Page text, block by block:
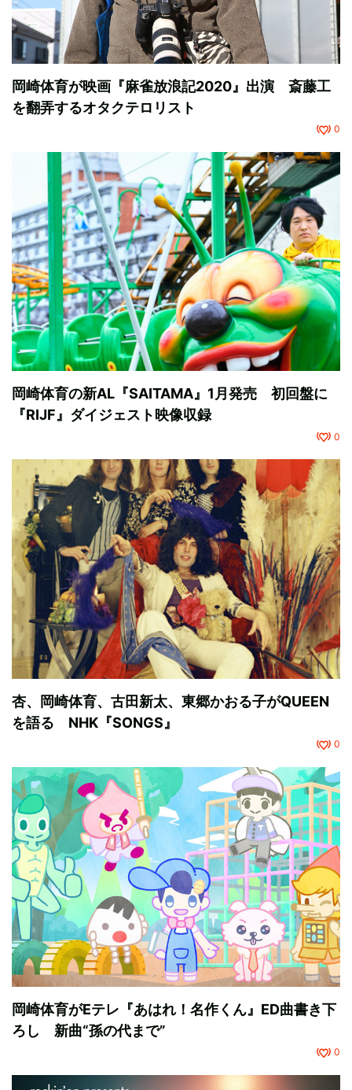
岡崎体育が映画『麻雀放浪記2020』出演 斎藤工
を翻弄するオタクテロリスト
0
岡崎体育の新AL『SAITAMA』1月発売 初回盤に
『RIJF』ダイジェスト映像収録
0
杏、岡崎体育、古田新太、東郷かおる子がQUEEN
を語る NHK『SONGS』
0
岡崎体育がEテレ『あはれ！名作くん』ED曲書き下
ろし 新曲“孫の代まで”
0